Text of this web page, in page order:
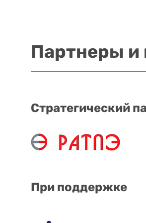
Партнеры
Стратегический
При поддержке